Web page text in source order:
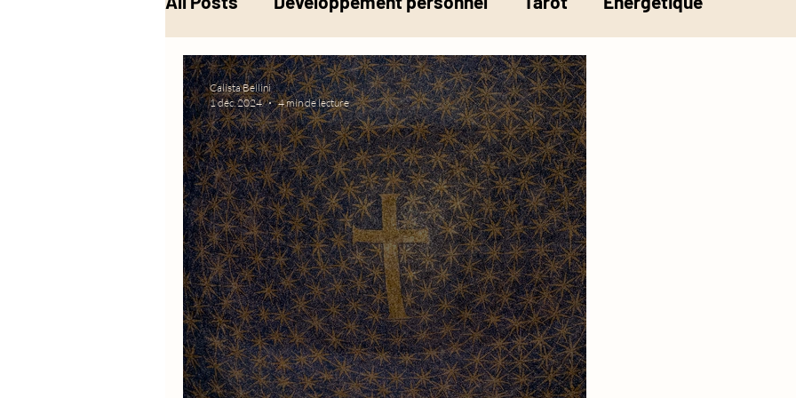
Musique Alchimie la pesée de l'âme
Calista Bellini
1 déc. 2024
4 min de lecture